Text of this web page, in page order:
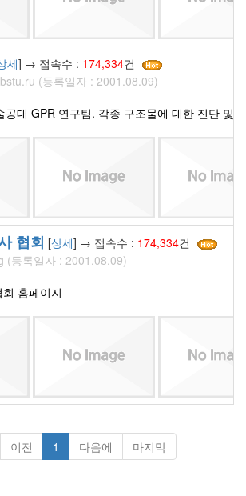
세] → 접속수 : 174,334건
(등록일자 : 2001.08.09)
대 GPR 연구팀. 각종 구조물에 대한 진단 및
협회 [상세] → 접속수 : 174,334건
(등록일자 : 2001.08.09)
홈페이지
이전 1 다음에 마지막